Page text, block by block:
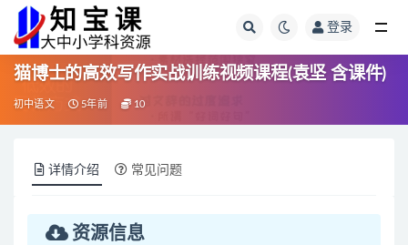
登录
猫博士的高效写作实战训练视频课程(袁坚 含课件)
初中语文 5年前 10
详情介绍 常见问题
资源信息
全部